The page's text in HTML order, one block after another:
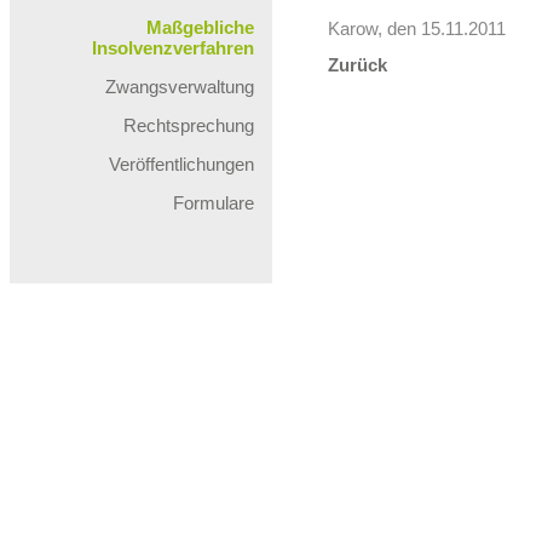
Maßgebliche
Insolvenzverfahren
Zwangsverwaltung
Rechtsprechung
Veröffentlichungen
Formulare
Karow, den 15.11.2011
Zurück